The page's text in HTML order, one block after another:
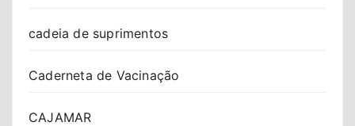
cadeia de suprimentos
Caderneta de Vacinação
CAJAMAR